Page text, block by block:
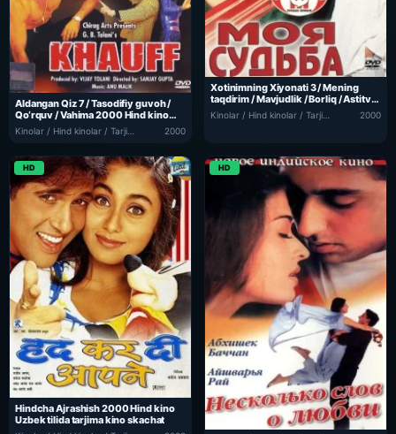
Aldangan Qiz 7 / Tasodifiy guvoh /
Qo‘rquv / Vahima 2000 Hind kino
Uzbek tilida Tarjima kino skachat2000
Xotinimning Xiyonati 3 / Mening
taqdirim / Mavjudlik / Borliq / Astitva
2000 Hind kino Uzbek tilida Tarjima
kino skachat
2000
HD
Hindcha Ajrashish 2000 Hind kino
Uzbek tilida tarjima kino skachat
HD